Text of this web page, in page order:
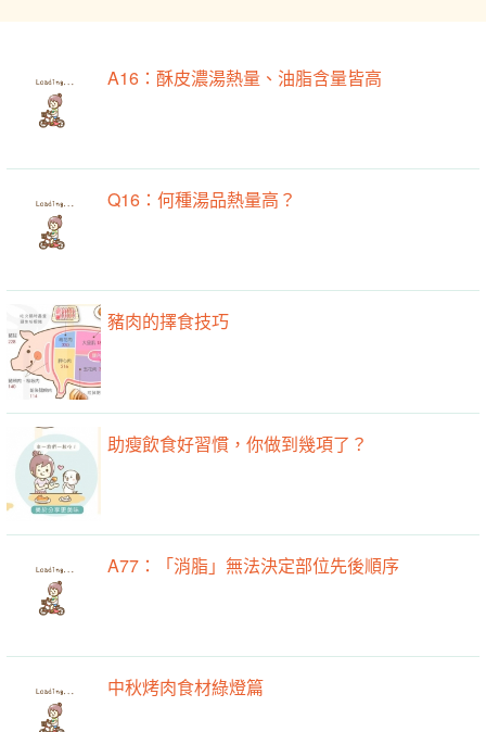
A16：酥皮濃湯熱量、油脂含量皆高
Q16：何種湯品熱量高？
豬肉的擇食技巧
助瘦飲食好習慣，你做到幾項了？
A77：「消脂」無法決定部位先後順序
中秋烤肉食材綠燈篇